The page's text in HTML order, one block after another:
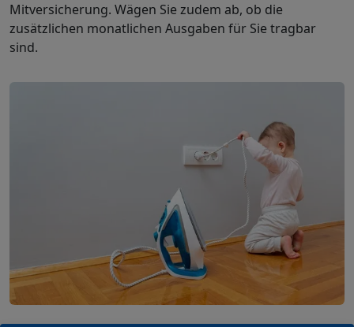
Mitversicherung. Wägen Sie zudem ab, ob die
zusätzlichen monatlichen Ausgaben für Sie tragbar
sind.